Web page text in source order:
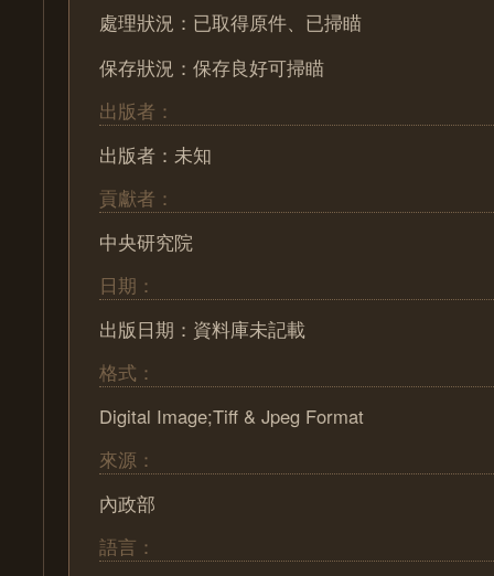
處理狀況：已取得原件、已掃瞄
保存狀況：保存良好可掃瞄
出版者：
出版者：未知
貢獻者：
中央研究院
日期：
出版日期：資料庫未記載
格式：
Digital Image;Tiff & Jpeg Format
來源：
內政部
語言：